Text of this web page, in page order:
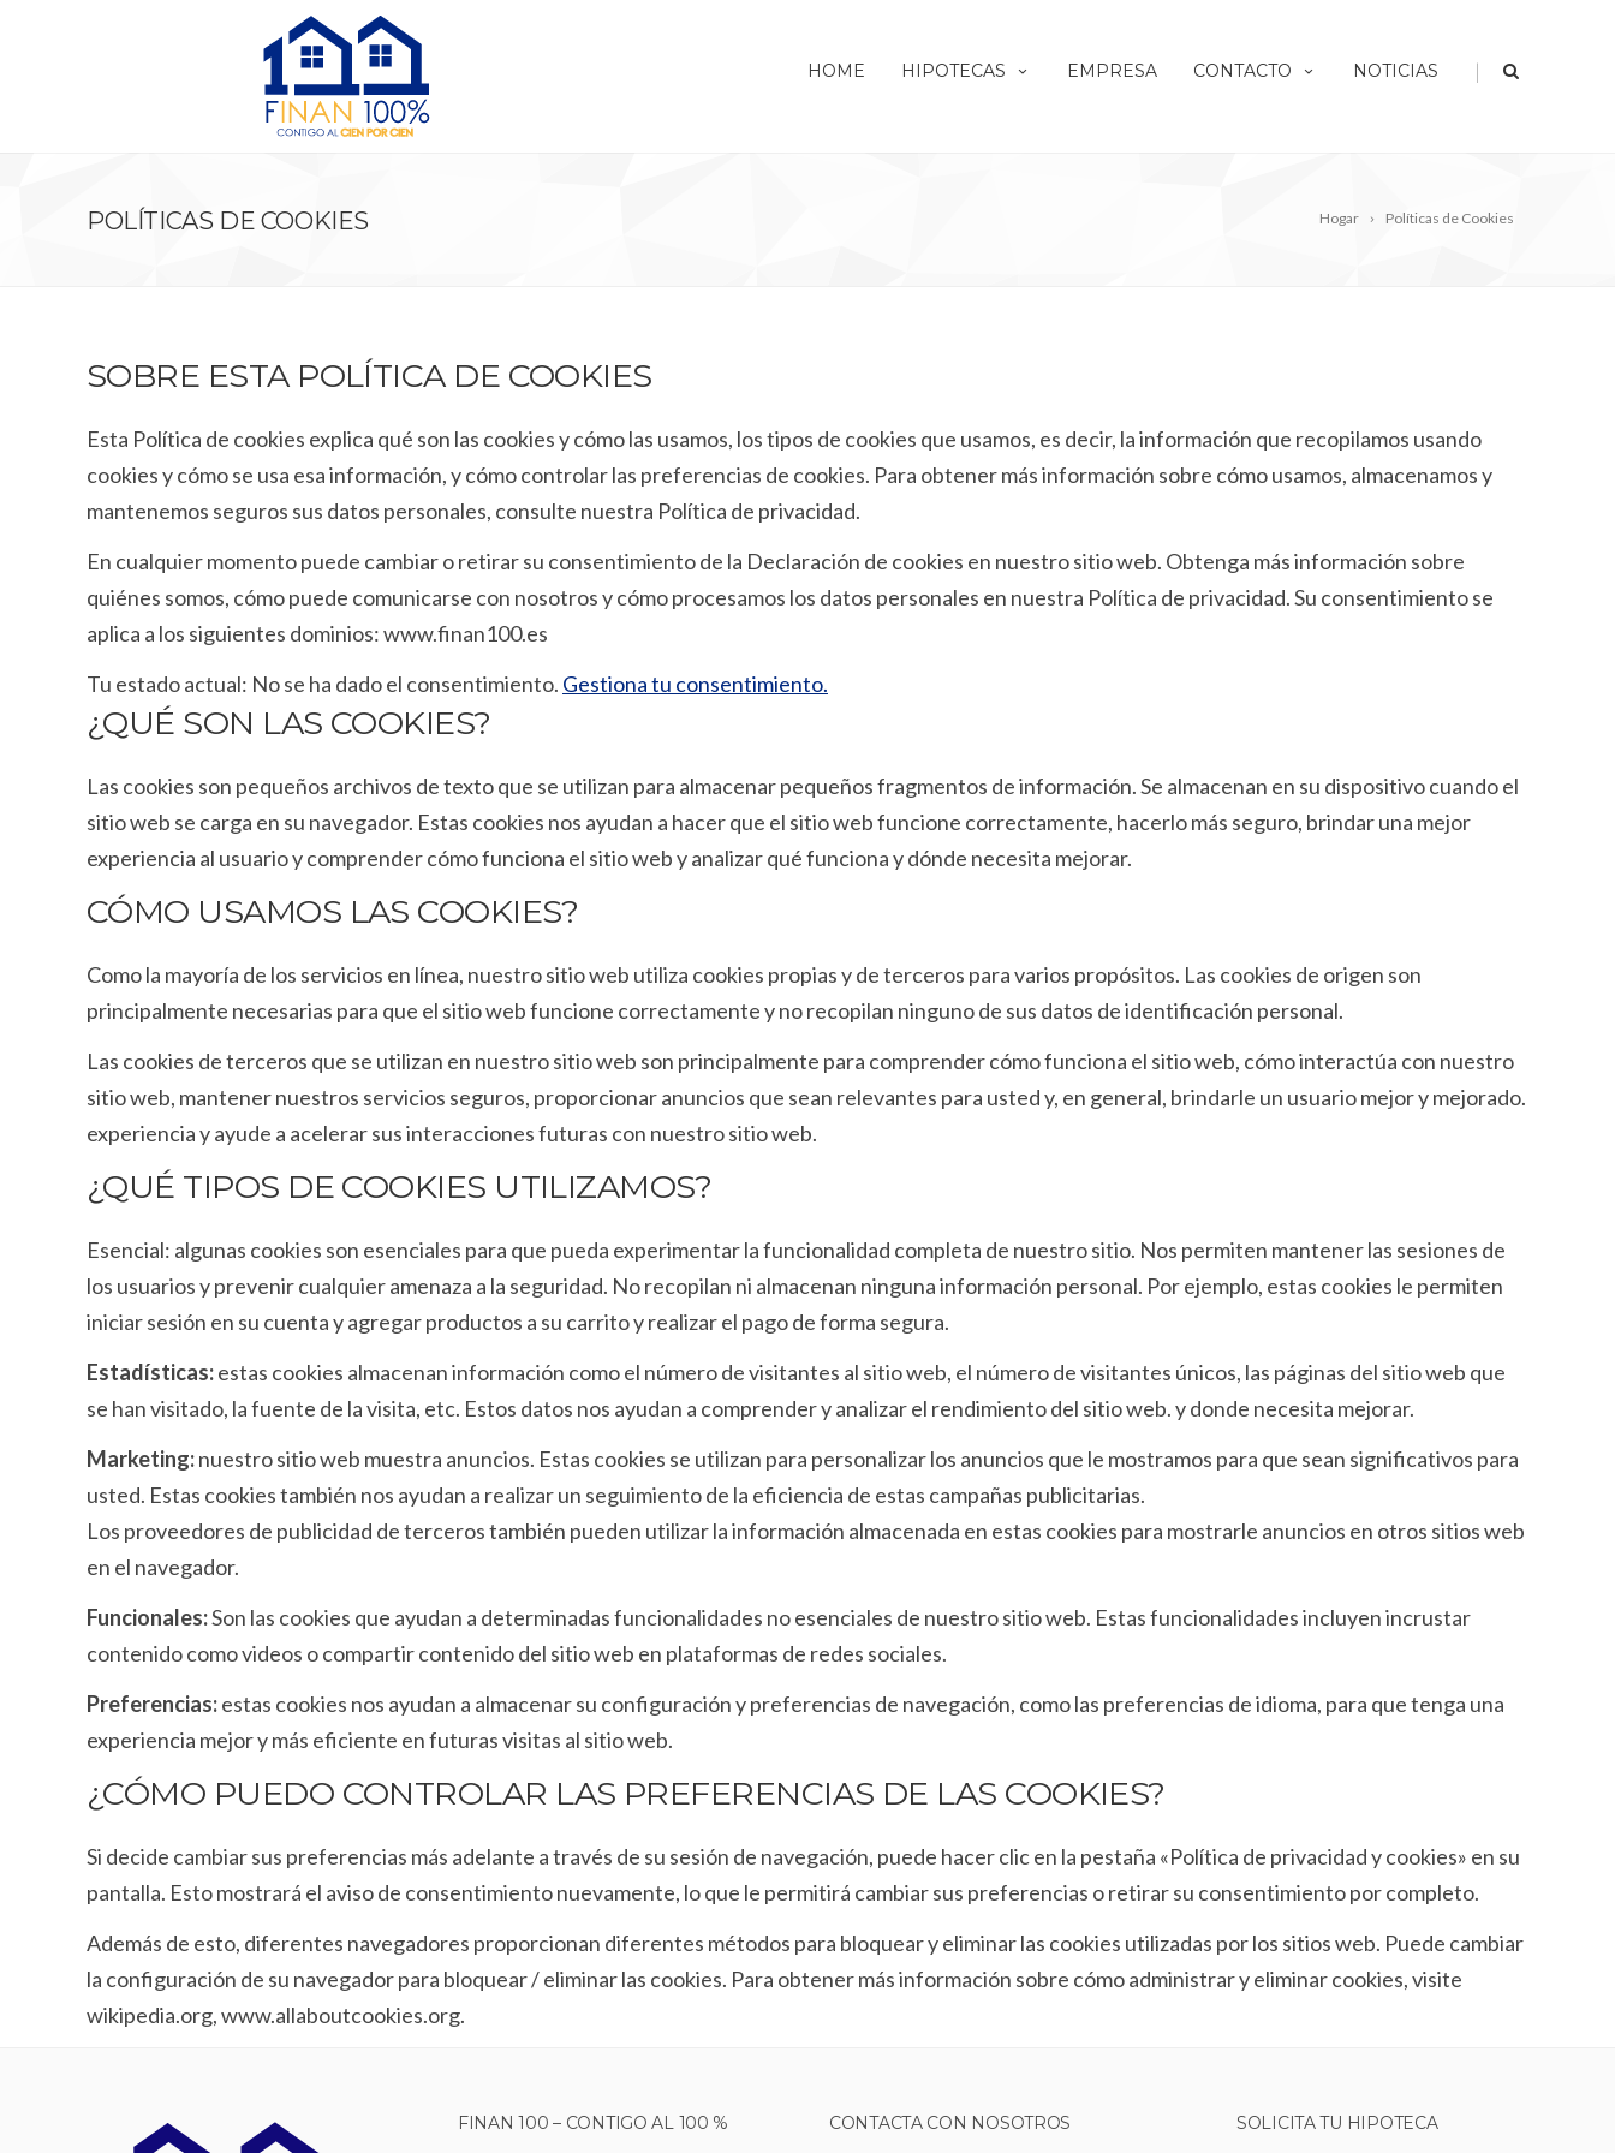
HOME HIPOTECAS EMPRESA CONTACTO NOTICIAS |
Hogar Políticas de Cookies
POLÍTICAS DE COOKIES
SOBRE ESTA POLÍTICA DE COOKIES
Esta Política de cookies explica qué son las cookies y cómo las usamos, los tipos de cookies que usamos, es decir, la información que recopilamos usando
cookies y cómo se usa esa información, y cómo controlar las preferencias de cookies. Para obtener más información sobre cómo usamos, almacenamos y
mantenemos seguros sus datos personales, consulte nuestra Política de privacidad.
En cualquier momento puede cambiar o retirar su consentimiento de la Declaración de cookies en nuestro sitio web. Obtenga más información sobre
quiénes somos, cómo puede comunicarse con nosotros y cómo procesamos los datos personales en nuestra Política de privacidad. Su consentimiento se
aplica a los siguientes dominios: www.finan100.es
Tu estado actual: No se ha dado el consentimiento. Gestiona tu consentimiento.
¿QUÉ SON LAS COOKIES?
Las cookies son pequeños archivos de texto que se utilizan para almacenar pequeños fragmentos de información. Se almacenan en su dispositivo cuando el
sitio web se carga en su navegador. Estas cookies nos ayudan a hacer que el sitio web funcione correctamente, hacerlo más seguro, brindar una mejor
experiencia al usuario y comprender cómo funciona el sitio web y analizar qué funciona y dónde necesita mejorar.
CÓMO USAMOS LAS COOKIES?
Como la mayoría de los servicios en línea, nuestro sitio web utiliza cookies propias y de terceros para varios propósitos. Las cookies de origen son
principalmente necesarias para que el sitio web funcione correctamente y no recopilan ninguno de sus datos de identificación personal.
Las cookies de terceros que se utilizan en nuestro sitio web son principalmente para comprender cómo funciona el sitio web, cómo interactúa con nuestro
sitio web, mantener nuestros servicios seguros, proporcionar anuncios que sean relevantes para usted y, en general, brindarle un usuario mejor y mejorado.
experiencia y ayude a acelerar sus interacciones futuras con nuestro sitio web.
¿QUÉ TIPOS DE COOKIES UTILIZAMOS?
Esencial: algunas cookies son esenciales para que pueda experimentar la funcionalidad completa de nuestro sitio. Nos permiten mantener las sesiones de
los usuarios y prevenir cualquier amenaza a la seguridad. No recopilan ni almacenan ninguna información personal. Por ejemplo, estas cookies le permiten
iniciar sesión en su cuenta y agregar productos a su carrito y realizar el pago de forma segura.
Estadísticas:estas cookies almacenan información como el número de visitantes al sitio web, el número de visitantes únicos, las páginas del sitio web que
se han visitado, la fuente de la visita, etc. Estos datos nos ayudan a comprender y analizar el rendimiento del sitio web. y donde necesita mejorar.
Marketing:nuestro sitio web muestra anuncios. Estas cookies se utilizan para personalizar los anuncios que le mostramos para que sean significativos para
usted. Estas cookies también nos ayudan a realizar un seguimiento de la eficiencia de estas campañas publicitarias.
Los proveedores de publicidad de terceros también pueden utilizar la información almacenada en estas cookies para mostrarle anuncios en otros sitios web
en el navegador.
Funcionales:Son las cookies que ayudan a determinadas funcionalidades no esenciales de nuestro sitio web. Estas funcionalidades incluyen incrustar
contenido como videos o compartir contenido del sitio web en plataformas de redes sociales.
Preferencias:estas cookies nos ayudan a almacenar su configuración y preferencias de navegación, como las preferencias de idioma, para que tenga una
experiencia mejor y más eficiente en futuras visitas al sitio web.
¿CÓMO PUEDO CONTROLAR LAS PREFERENCIAS DE LAS COOKIES?
Si decide cambiar sus preferencias más adelante a través de su sesión de navegación, puede hacer clic en la pestaña «Política de privacidad y cookies» en su
pantalla. Esto mostrará el aviso de consentimiento nuevamente, lo que le permitirá cambiar sus preferencias o retirar su consentimiento por completo.
Además de esto, diferentes navegadores proporcionan diferentes métodos para bloquear y eliminar las cookies utilizadas por los sitios web. Puede cambiar
la configuración de su navegador para bloquear / eliminar las cookies. Para obtener más información sobre cómo administrar y eliminar cookies, visite
wikipedia.org, www.allaboutcookies.org.
FINAN 100 – CONTIGO AL 100 % CONTACTA CON NOSOTROS SOLICITA TU HIPOTECA